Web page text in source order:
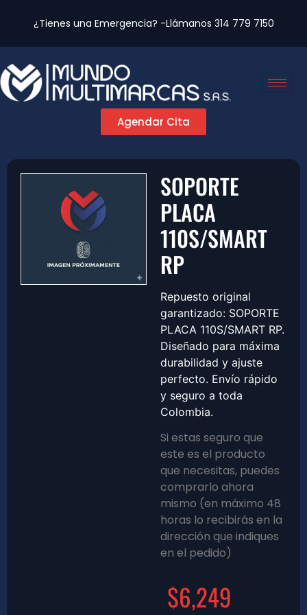
¿Tienes una Emergencia? -Llámanos 314 779 7150
Agendar Cita
SOPORTE
PLACA
110S/SMART
RP
Repuesto original
garantizado: SOPORTE
PLACA 110S/SMART RP.
Diseñado para máxima
durabilidad y ajuste
perfecto. Envío rápido
y seguro a toda
Colombia.
Si estas seguro que
este es el producto
que necesitas, puedes
comprarlo ahora
mismo (en máximo 48
horas lo recibirás en la
dirección que indiques
en el pedido)
$6,249